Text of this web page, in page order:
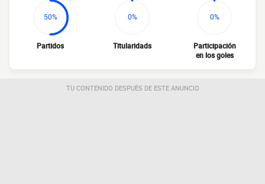
50%
Partidos
0%
Titularidads
0%
Participación
en los goles
TU CONTENIDO DESPUÉS DE ESTE ANUNCIO